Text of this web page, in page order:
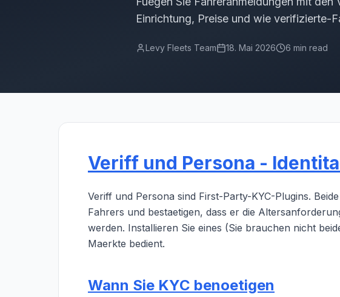
Einrichtung, Preise und wie verifizierte-
Levy Fleets Team 18. Mai 2026 6 min read
Veriff und Persona -
Veriff und Persona sind First-Party-KYC-Plugins.
Fahrers und bestaetigen, dass er die
werden. Installieren Sie eines (Sie brauchen nicht
Maerkte bedient.
Wann Sie KYC benoetigen